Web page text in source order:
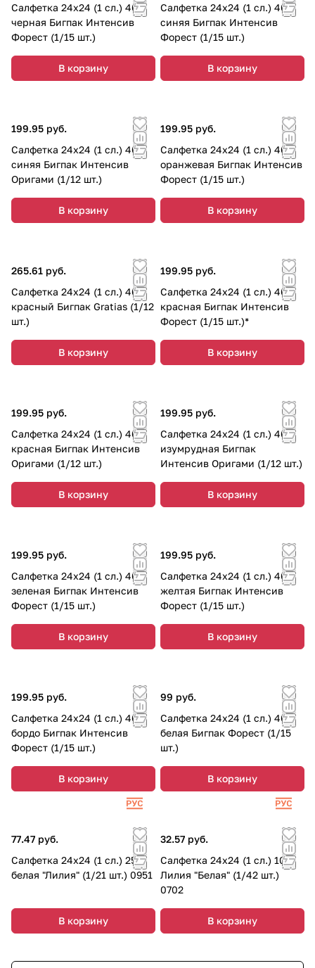
Салфетка 24х24 (1 сл.) 400
черная Бигпак Интенсив
Форест (1/15 шт.)
В корзину
Салфетка 24х24 (1 сл.) 400
синяя Бигпак Интенсив
Форест (1/15 шт.)
В корзину
199.95 руб.
Салфетка 24х24 (1 сл.) 400
синяя Бигпак Интенсив
Оригами (1/12 шт.)
В корзину
199.95 руб.
Салфетка 24х24 (1 сл.) 400
оранжевая Бигпак Интенсив
Форест (1/15 шт.)
В корзину
265.61 руб.
Салфетка 24х24 (1 сл.) 400
красный Бигпак Gratias (1/12
шт.)
В корзину
199.95 руб.
Салфетка 24х24 (1 сл.) 400
красная Бигпак Интенсив
Форест (1/15 шт.)*
В корзину
199.95 руб.
Салфетка 24х24 (1 сл.) 400
красная Бигпак Интенсив
Оригами (1/12 шт.)
В корзину
199.95 руб.
Салфетка 24х24 (1 сл.) 400
изумрудная Бигпак
Интенсив Оригами (1/12 шт.)
В корзину
199.95 руб.
Салфетка 24х24 (1 сл.) 400
зеленая Бигпак Интенсив
Форест (1/15 шт.)
В корзину
199.95 руб.
Салфетка 24х24 (1 сл.) 400
желтая Бигпак Интенсив
Форест (1/15 шт.)
В корзину
199.95 руб.
Салфетка 24х24 (1 сл.) 400
бордо Бигпак Интенсив
Форест (1/15 шт.)
В корзину
99 руб.
Салфетка 24х24 (1 сл.) 400
белая Бигпак Форест (1/15
шт.)
В корзину
77.47 руб.
Салфетка 24х24 (1 сл.) 250
белая "Лилия" (1/21 шт.) 0951
В корзину
32.57 руб.
Салфетка 24х24 (1 сл.) 100
Лилия "Белая" (1/42 шт.)
0702
В корзину